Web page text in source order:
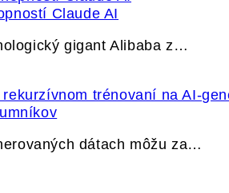
Claude AI
gigant Alibaba z…
dátach môžu za…